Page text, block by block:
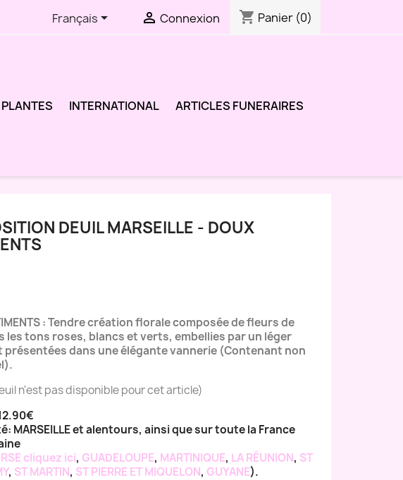
Français  Connexion shopping_cart Panier (0)
INTERNATIONAL ARTICLES FUNERAIRES
DEUIL MARSEILLE - DOUX
: Tendre création florale composée de fleurs de
les tons roses, blancs et verts, embellies par un léger
présentées dans une élégante vannerie (Contenant non
n'est pas disponible pour cet article)
MARSEILLE et alentours, ainsi que sur toute la France
cliquez ici, GUADELOUPE, MARTINIQUE, LA RÉUNION, ST
, ST MARTIN, ST PIERRE ET MIQUELON, GUYANE).